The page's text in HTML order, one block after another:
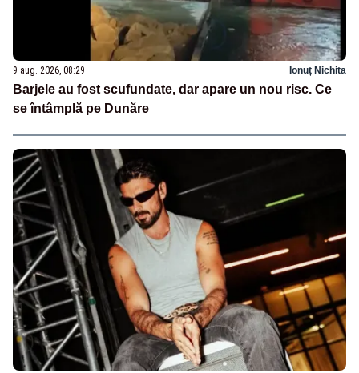
9 aug. 2026, 08:29 Ionuț Nichita
Barjele au fost scufundate, dar apare un nou risc. Ce
se întâmplă pe Dunăre